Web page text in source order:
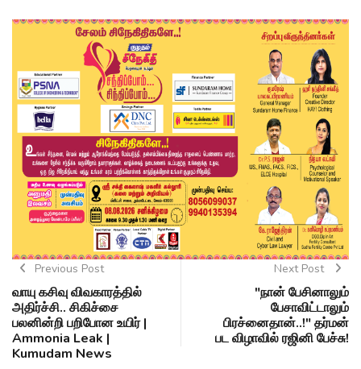
Previous Post
வாயு கசிவு விவகாரத்தில்
அதிர்ச்சி.. சிகிச்சை
பலனின்றி பறிபோன உயிர் |
Ammonia Leak |
Kumudam News
Next Post
"நான் பேசினாலும்
பேசாவிட்டாலும்
பிரச்னைதான்..!" தர்மன்
பட விழாவில் ரஜினி பேச்சு!